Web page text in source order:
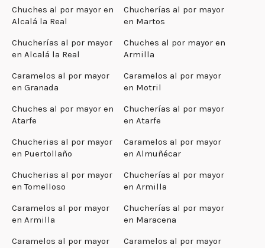
Chuches al por mayor en
Alcalá la Real
Chucherías al por mayor
en Martos
Chucherías al por mayor
en Alcalá la Real
Chuches al por mayor en
Armilla
Caramelos al por mayor
en Granada
Caramelos al por mayor
en Motril
Chuches al por mayor en
Atarfe
Chucherías al por mayor
en Atarfe
Chucherias al por mayor
en Puertollaño
Caramelos al por mayor
en Almuñécar
Chucherias al por mayor
en Tomelloso
Chucherías al por mayor
en Armilla
Caramelos al por mayor
en Armilla
Chucherías al por mayor
en Maracena
Caramelos al por mayor
Caramelos al por mayor